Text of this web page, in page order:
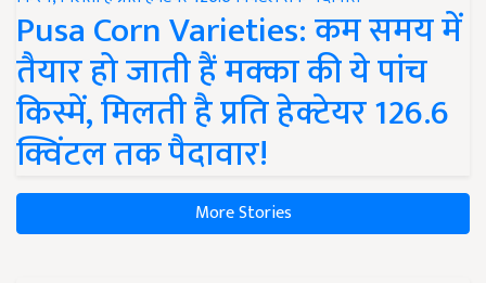
Pusa Corn Varieties: कम समय में
तैयार हो जाती हैं मक्का की ये पांच
किस्में, मिलती है प्रति हेक्टेयर 126.6
क्विंटल तक पैदावार!
More Stories